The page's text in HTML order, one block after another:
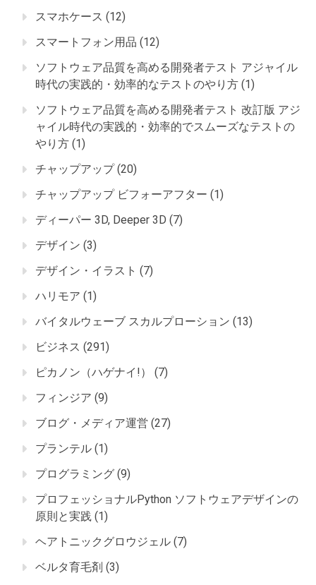
スマホケース (12)
スマートフォン用品 (12)
ソフトウェア品質を高める開発者テスト アジャイル
時代の実践的・効率的なテストのやり方 (1)
ソフトウェア品質を高める開発者テスト 改訂版 アジ
ャイル時代の実践的・効率的でスムーズなテストの
やり方 (1)
チャップアップ(20)
チャップアップ ビフォーアフター (1)
ディーパー 3D, Deeper 3D (7)
デザイン (3)
デザイン・イラスト (7)
ハリモア (1)
バイタルウェーブ スカルプローション (13)
ビジネス (291)
ピカノン（ハゲナイ!）
(7)
フィンジア (9)
ブログ・メディア運営 (27)
プランテル (1)
プログラミング (9)
プロフェッショナルPython ソフトウェアデザインの
原則と実践 (1)
ヘアトニックグロウジェル (7)
ベルタ育毛剤 (3)